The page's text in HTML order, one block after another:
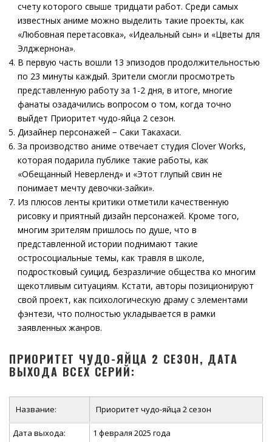
счету которого свыше тридцати работ. Среди самых
известных аниме можно выделить такие проекты, как
«Любовная перетасовка», «Идеальный сын» и «Цветы для
Элджернона».
В первую часть вошли 13 эпизодов продолжительностью
по 23 минуты каждый. Зрители смогли просмотреть
представленную работу за 1-2 дня, в итоге, многие
фанаты озадачились вопросом о том, когда точно
выйдет Приоритет чудо-яйца 2 сезон.
Дизайнер персонажей − Саки Такахаси.
За производство аниме отвечает студия Clover Works,
которая подарила публике такие работы, как
«Обещанный Неверленд» и «Этот глупый свин не
понимает мечту девочки-зайки».
Из плюсов ленты критики отметили качественную
рисовку и приятный дизайн персонажей. Кроме того,
многим зрителям пришлось по душе, что в
представленной истории поднимают такие
остросоциальные темы, как травля в школе,
подростковый суицид, безразличие общества ко многим
щекотливым ситуациям. Кстати, авторы позиционируют
свой проект, как психологическую драму с элементами
фэнтези, что полностью укладывается в рамки
заявленных жанров.
ПРИОРИТЕТ ЧУДО-ЯЙЦА 2 СЕЗОН, ДАТА
ВЫХОДА ВСЕХ СЕРИЙ:
Название: Приоритет чудо-яйца 2 сезон
Дата выхода: 1 февраля 2025 года